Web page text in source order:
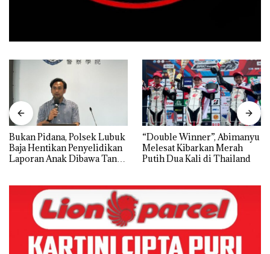
Bukan Pidana, Polsek Lubuk
Baja Hentikan Penyelidikan
Laporan Anak Dibawa Tanpa
“Double Winner”, Abimanyu
Melesat Kibarkan Merah
Putih Dua Kali di Thailand